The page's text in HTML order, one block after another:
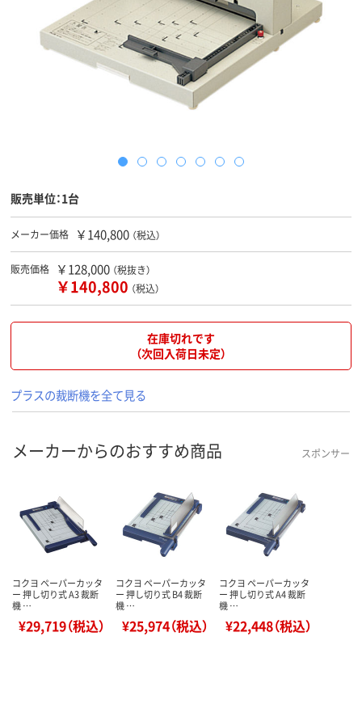
販売単位：1台
メーカー価格 ￥140,800 （税込）
販売価格 ￥128,000 （税抜き）
￥140,800 （税込）
在庫切れです
（次回入荷日未定）
プラスの裁断機を全て見る
メーカーからのおすすめ商品 スポンサー
コクヨ ペーパーカッタ
ー 押し切り式 A3 裁断
機 …
¥29,719（税込）
コクヨ ペーパーカッタ
ー 押し切り式 B4 裁断
機 …
¥25,974（税込）
コクヨ ペーパーカッタ
ー 押し切り式 A4 裁断
機 …
¥22,448（税込）